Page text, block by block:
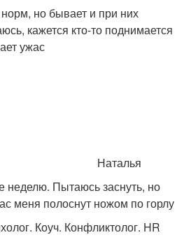
но бывает и при них
кажется кто-то поднимается
ужас
Наталья
Пытаюсь заснуть, но
меня полоснут ножом по горлу
Коуч. Конфликтолог. HR